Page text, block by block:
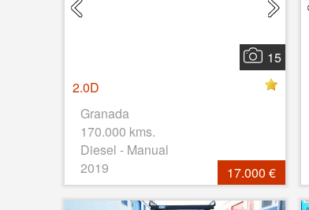
15
2.0D
Granada
170.000 kms.
Diesel - Manual
2019
17.000 €